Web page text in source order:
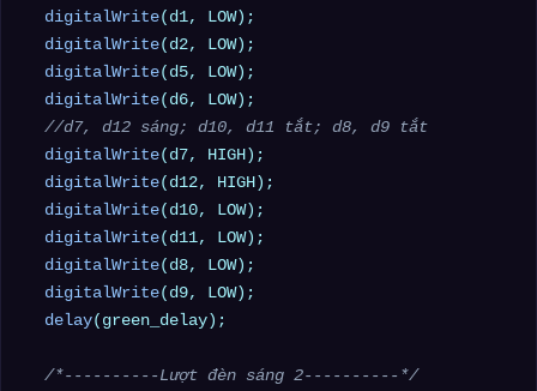
digitalWrite(d1, LOW);
digitalWrite(d2, LOW);
digitalWrite(d5, LOW);
digitalWrite(d6, LOW);
//d7, d12 sáng; d10, d11 tắt; d8, d9 tắt
digitalWrite(d7, HIGH);
digitalWrite(d12, HIGH);
digitalWrite(d10, LOW);
digitalWrite(d11, LOW);
digitalWrite(d8, LOW);
digitalWrite(d9, LOW);
delay(green_delay);
/*----------Lượt đèn sáng 2----------*/